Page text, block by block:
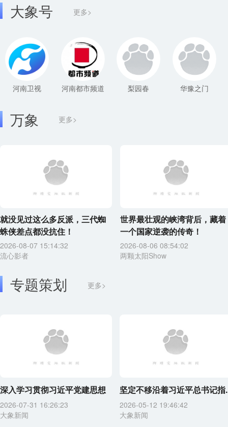
大象号 更多>
河南卫视 河南都市频道 梨园春 华豫之门
更多>
万象
就没见过这么多反派，三代蜘
蛛侠差点都没抗住！
2026-08-07 15:14:32
流心影者
世界最壮观的峡湾背后，藏着
一个国家逆袭的传奇！
2026-08-06 08:54:02
两颗太阳Show
专题策划 更多>
深入学习贯彻习近平党建思想
2026-07-31 16:26:23
大象新闻
坚定不移沿着习近平总书记指
2026-05-12 19:46:42
大象新闻